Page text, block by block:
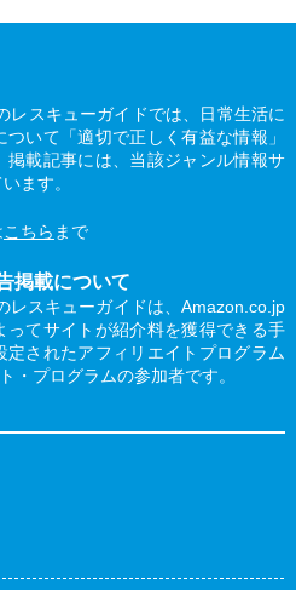
レスキューガイドでは、日常生活に
いて「適切で正しく有益な情報」
掲載記事には、当該ジャンル情報サ
ます。
こちら まで
掲載について
レスキューガイドは、Amazon.co.jp
ってサイトが紹介料を獲得できる手
されたアフィリエイトプログラム
・プログラムの参加者です。